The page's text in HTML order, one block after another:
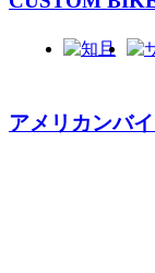
アメリカンバ